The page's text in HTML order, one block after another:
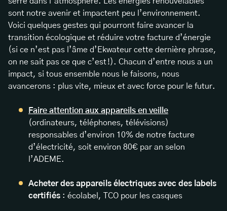
sont notre avenir et impactent peu l’environnement.
Voici quelques gestes qui pourront faire avancer la
transition écologique et réduire votre facture d’énergie
(si ce n’est pas l’âme d’Ekwateur cette dernière phrase,
on ne sait pas ce que c’est !). Chacun d’entre nous a un
impact, si tous ensemble nous le faisons, nous
avancerons : plus vite, mieux et avec force pour le futur.
Faire attention aux appareils en veille
(ordinateurs, téléphones, télévisions)
responsables d’environ 10% de notre facture
d’électricité, soit environ 80€ par an selon
l’ADEME.
Acheter des appareils électriques avec des labels
certifiés : écolabel, TCO pour les casques